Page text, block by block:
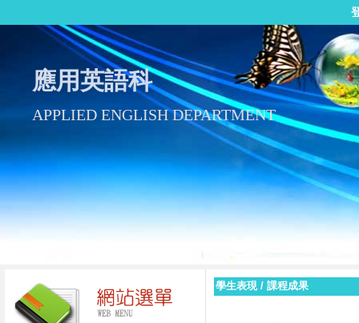
應用英語科
APPLIED ENGLISH DEPARTMENT
學生表現/ 課程成果